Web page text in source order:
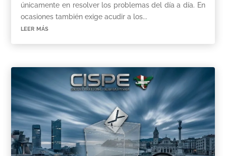
únicamente en resolver los problemas del día a día. En
ocasiones también exige acudir a los...
leer más